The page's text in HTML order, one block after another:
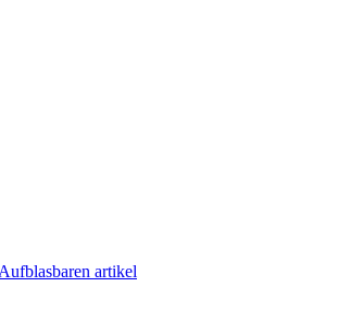
Aufblasbaren artikel